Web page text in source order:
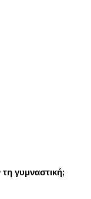
τη γυμναστική;